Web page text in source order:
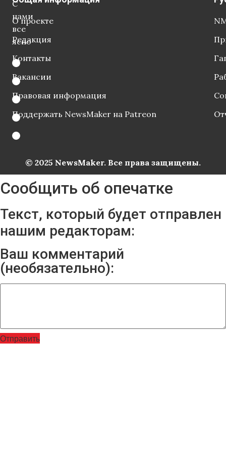
С
нами
все
ясно
О проекте
Редакция
Контакты
Вакансии
Правовая информация
Поддержать NewsMaker на Patreon
© 2025 NewsMaker. Все права защищены.
Сообщить об опечатке
Текст, который будет отправлен
нашим редакторам:
Ваш комментарий
(необязательно):
Отправить